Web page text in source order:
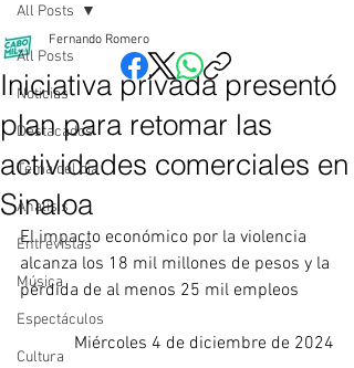
All Posts
Noticias
Destacados
Tema del dia
Analisis
Entrevistas
Música
Espectáculos
Cultura
All Posts
Iniciativa privada presentó
plan para retomar las
actividades comerciales en
Sinaloa
Fernando Romero
El impacto económico por la violencia
alcanza los 18 mil millones de pesos y la
pérdida de al menos 25 mil empleos
Miércoles 4 de diciembre de 2024